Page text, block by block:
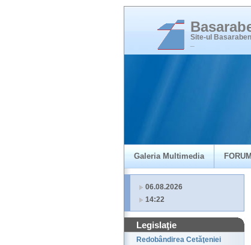
Site-ul
Galeria Multimedia FORUM
06.08.2026
14:22
Legislaţie
Redobândirea Cetăţeniei